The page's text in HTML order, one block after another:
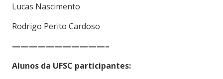
Lucas Nascimento
Rodrigo Perito Cardoso
———————————–
Alunos da UFSC participantes: